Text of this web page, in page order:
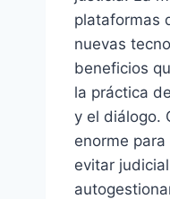
plataformas
nuevas
beneficios
la práctica
y el diálogo.
enorme
evitar